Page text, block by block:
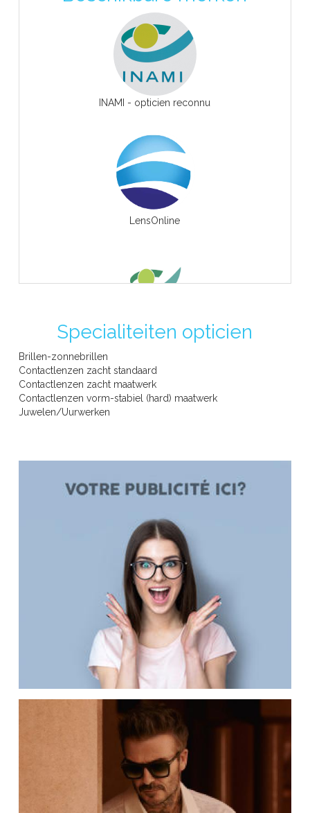
INAMI - opticien reconnu
LensOnline
RIZIV -erkend opticien
Specialiteiten opticien
Brillen-zonnebrillen
Contactlenzen zacht standaard
Contactlenzen zacht maatwerk
Contactlenzen vorm-stabiel (hard) maatwerk
Juwelen/Uurwerken